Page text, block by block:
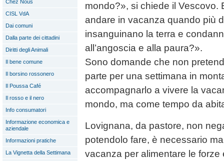
Chez Nous
CISL VdA
Dai comuni
Dalla parte dei cittadini
Diritti degli Animali
Il bene comune
Il borsino rossonero
Il Poussa Café
Il rosso e il nero
Info consumatori
Informazione economica e
aziendale
Informazioni pratiche
La Vignetta della Settimana
mondo?», si chiede il Vescovo.
andare in vacanza quando più
insanguinano la terra e
all’angoscia e alla paura?».
Sono domande che non
parte per una settimana in
accompagnarlo a vivere la
mondo, ma come tempo da
Lovignana, da pastore, non
potendolo fare, è necessario
vacanza per alimentare le forze